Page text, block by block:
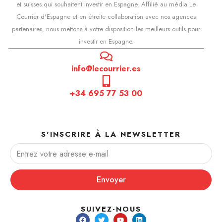
et suisses qui souhaitent investir en Espagne. Affilié au média Le
Courrier d'Espagne et en étroite collaboration avec nos agences
partenaires, nous mettons à votre disposition les meilleurs outils pour
investir en Espagne.
info@lecourrier.es
+34 695 77 53 00
S'INSCRIRE À LA NEWSLETTER
Envoyer
SUIVEZ-NOUS